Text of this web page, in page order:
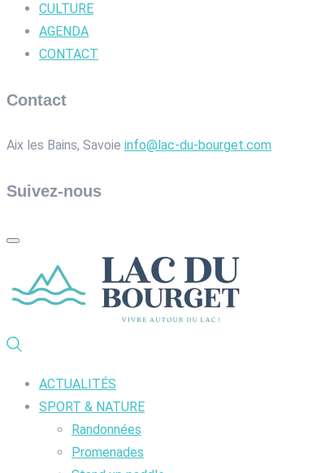
CULTURE
AGENDA
CONTACT
Contact
Aix les Bains, Savoie info@lac-du-bourget.com
Suivez-nous
ACTUALITÉS
SPORT & NATURE
Randonnées
Promenades